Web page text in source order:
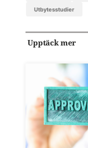
utbytesstudier
Upptäck mer